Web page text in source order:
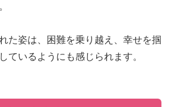
た姿は、困難を乗り越え、幸せを掴
ているようにも感じられます。